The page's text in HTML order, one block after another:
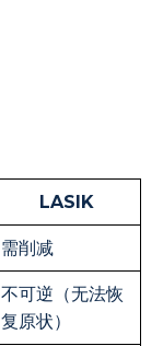
LASIK
需削减
不可逆（无法恢
复原状）